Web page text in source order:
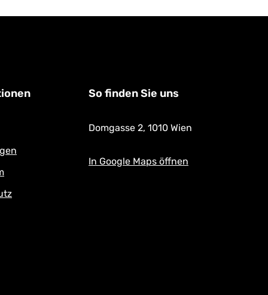
So finden Sie uns
Domgasse 2, 1010 Wien
In Google Maps öffnen